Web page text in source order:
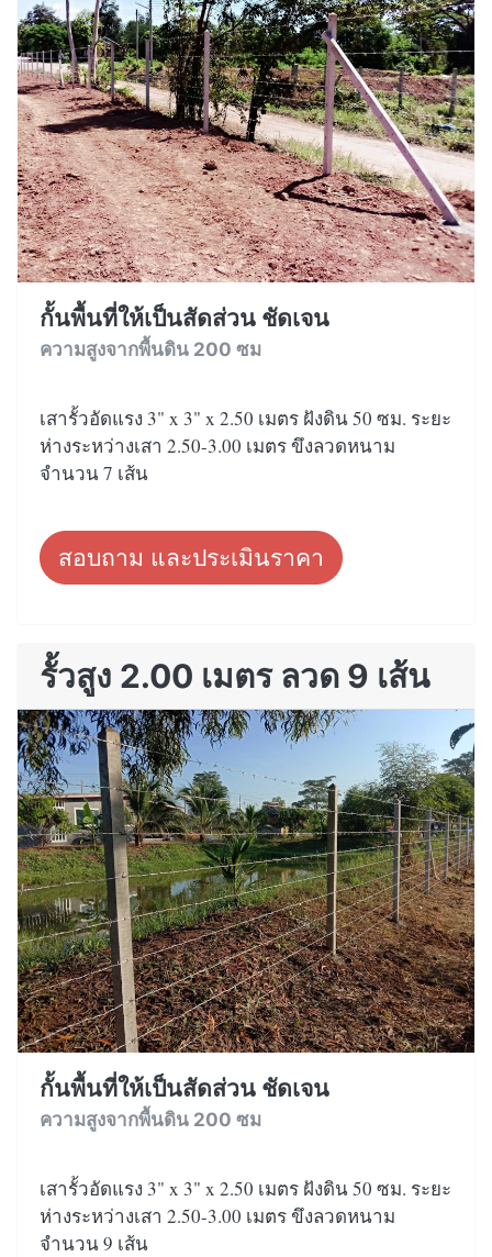
กั้นพื้นที่ให้เป็นสัดส่วน ชัดเจน
ความสูงจากพื้นดิน 200 ซม
เสารั้วอัดแรง 3" x 3" x 2.50 เมตร ฝังดิน 50 ซม. ระยะ
ห่างระหว่างเสา 2.50-3.00 เมตร ขึงลวดหนาม
จำนวน 7 เส้น
สอบถาม และประเมินราคา
รั้วสูง 2.00 เมตร ลวด 9 เส้น
กั้นพื้นที่ให้เป็นสัดส่วน ชัดเจน
ความสูงจากพื้นดิน 200 ซม
เสารั้วอัดแรง 3" x 3" x 2.50 เมตร ฝังดิน 50 ซม. ระยะ
ห่างระหว่างเสา 2.50-3.00 เมตร ขึงลวดหนาม
จำนวน 9 เส้น